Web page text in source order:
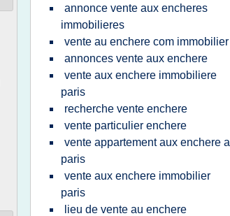
annonce vente aux encheres
immobilieres
vente au enchere com immobilier
annonces vente aux enchere
vente aux enchere immobiliere
paris
recherche vente enchere
vente particulier enchere
vente appartement aux enchere a
paris
vente aux enchere immobilier
paris
lieu de vente au enchere